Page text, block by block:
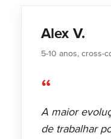
Alex V.
5-10 anos, cross-
“
A maior
de trabalhar